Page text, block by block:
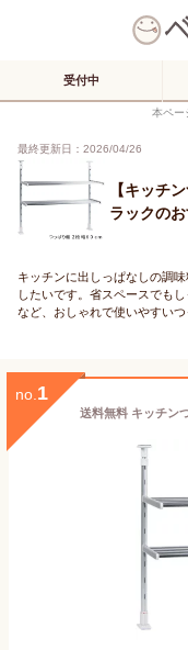
受付中
本ペー
最終更新日：2026/04/26
【キッチ
ラックの
キッチンに出しっぱなしの調
したいです。省スペースでも
など、おしゃれで使いやすい
no. 1